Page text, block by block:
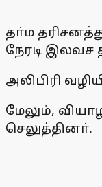
தா்ம
நேரடி
அலிபிரி
மேலும்,
செலுத்தினா்.